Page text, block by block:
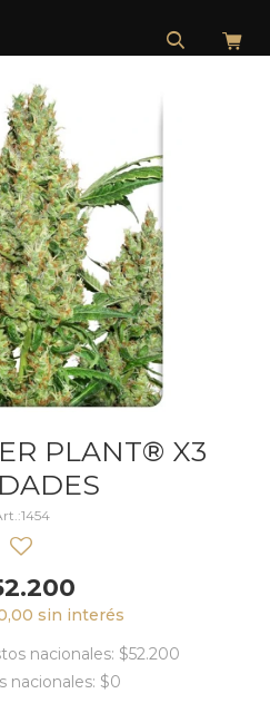
PLANT® X3
1454
sin interés
nacionales: $52.200
nacionales: $0